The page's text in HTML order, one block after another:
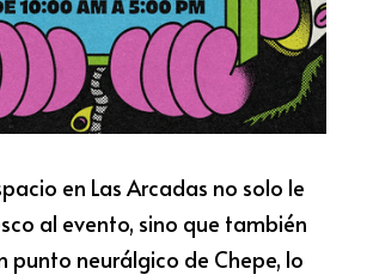
en Las Arcadas no solo le
al evento, sino que también
punto neurálgico de Chepe, lo